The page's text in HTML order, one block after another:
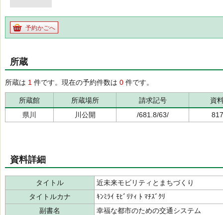
予約かごへ
所蔵
所蔵は 1 件です。現在の予約件数は 0 件です。
所蔵館 所蔵場所 請求記号
資
県川
川公開 /681.8/63/
資料詳細
タイトル
近未来モビリティとまちづくり
タイトルカナ
ｷﾝﾐﾗｲ ﾓﾋﾞﾘﾃｨ ﾄ ﾏﾁｽﾞｸﾘ
副書名
幸福な都市のための交通システム